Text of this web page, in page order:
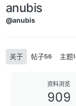
anubis
@anubis
关于 帖子56 主题
资料浏览
909